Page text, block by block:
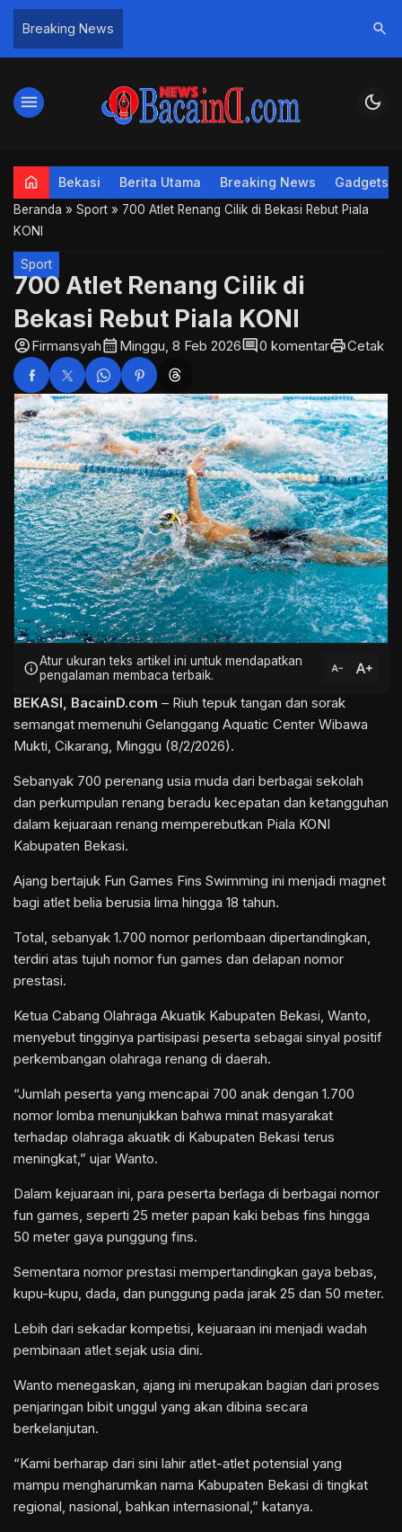
Breaking News search
menu dark_mode
home Bekasi Berita Utama Breaking News Gadgets
Beranda » Sport » 700 Atlet Renang Cilik di Bekasi Rebut Piala
KONI
Sport
700 Atlet Renang Cilik di
Bekasi Rebut Piala KONI
account_circleFirmansyahcalendar_month Minggu, 8 Feb 2026comment0 komentarprintCetak
infoAtur ukuran teks artikel ini untuk mendapatkan
pengalaman membaca terbaik.
text_decrease text_increase
BEKASI, BacainD.com – Riuh tepuk tangan dan sorak
semangat memenuhi Gelanggang Aquatic Center Wibawa
Mukti, Cikarang, Minggu (8/2/2026).
Sebanyak 700 perenang usia muda dari berbagai sekolah
dan perkumpulan renang beradu kecepatan dan ketangguhan
dalam kejuaraan renang memperebutkan Piala KONI
Kabupaten Bekasi.
Ajang bertajuk Fun Games Fins Swimming ini menjadi magnet
bagi atlet belia berusia lima hingga 18 tahun.
Total, sebanyak 1.700 nomor perlombaan dipertandingkan,
terdiri atas tujuh nomor fun games dan delapan nomor
prestasi.
Ketua Cabang Olahraga Akuatik Kabupaten Bekasi, Wanto,
menyebut tingginya partisipasi peserta sebagai sinyal positif
perkembangan olahraga renang di daerah.
“Jumlah peserta yang mencapai 700 anak dengan 1.700
nomor lomba menunjukkan bahwa minat masyarakat
terhadap olahraga akuatik di Kabupaten Bekasi terus
meningkat,” ujar Wanto.
Dalam kejuaraan ini, para peserta berlaga di berbagai nomor
fun games, seperti 25 meter papan kaki bebas fins hingga
50 meter gaya punggung fins.
Sementara nomor prestasi mempertandingkan gaya bebas,
kupu-kupu, dada, dan punggung pada jarak 25 dan 50 meter.
Lebih dari sekadar kompetisi, kejuaraan ini menjadi wadah
pembinaan atlet sejak usia dini.
Wanto menegaskan, ajang ini merupakan bagian dari proses
penjaringan bibit unggul yang akan dibina secara
berkelanjutan.
“Kami berharap dari sini lahir atlet-atlet potensial yang
mampu mengharumkan nama Kabupaten Bekasi di tingkat
regional, nasional, bahkan internasional,” katanya.